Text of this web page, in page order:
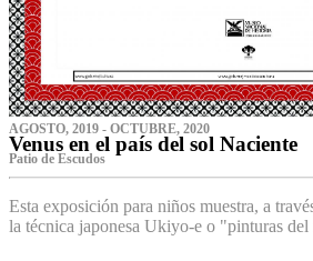
AGOSTO, 2019 - OCTUBRE, 2020
Venus en el país del sol Naciente
P‌atio de Escudos
Esta exposición para niños muestra, a
la técnica japonesa Ukiyo-e o "pinturas